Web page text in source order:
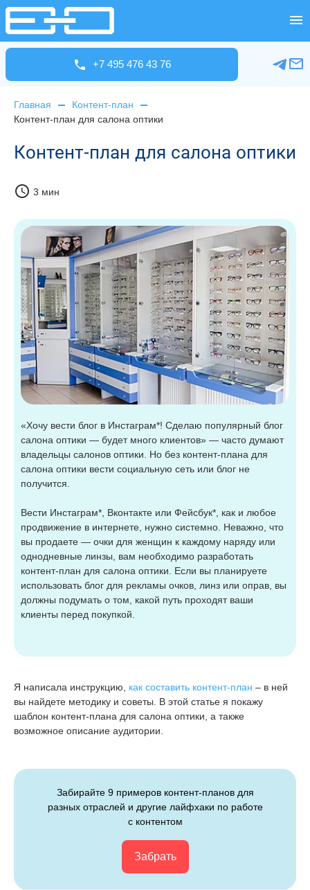
+7 495 476 43 76
Главная
Контент-план
Контент-план для салона оптики
Контент-план для салона оптики
schedule 3 мин
«Хочу вести блог в Инстаграм*! Сделаю популярный блог
салона оптики — будет много клиентов» — часто думают
владельцы салонов оптики. Но без контент-плана для
салона оптики вести социальную сеть или блог не
получится.
Вести Инстаграм*, Вконтакте или Фейсбук*, как и любое
продвижение в интернете, нужно системно. Неважно, что
вы продаете — очки для женщин к каждому наряду или
однодневные линзы, вам необходимо разработать
контент-план для салона оптики. Если вы планируете
использовать блог для рекламы очков, линз или оправ, вы
должны подумать о том, какой путь проходят ваши
клиенты перед покупкой.
Я написала инструкцию, как составить контент-план – в ней
вы найдете методику и советы. В этой статье я покажу
шаблон контент-плана для салона оптики, а также
возможное описание аудитории.
Забирайте 9 примеров контент-планов для
разных отраслей и другие лайфхаки по работе
с контентом
Забрать